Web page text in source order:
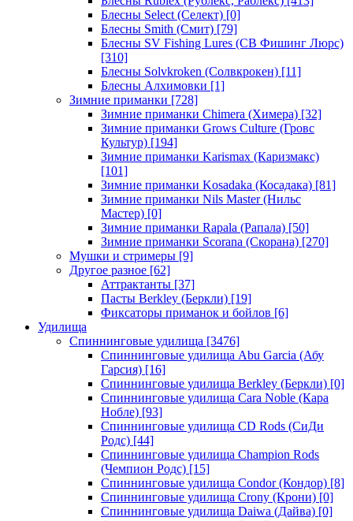
Блесны Select (Селект) [0]
Блесны Smith (Смит) [79]
Блесны SV Fishing Lures (СВ Фишинг Люрс)
[310]
Блесны Solvkroken (Солвкрокен) [11]
Блесны Алхимовки [1]
Зимние приманки [728]
Зимние приманки Chimera (Химера) [32]
Зимние приманки Grows Culture (Гровс
Культур) [194]
Зимние приманки Karismax (Каризмакс)
[101]
Зимние приманки Kosadaka (Косадака) [81]
Зимние приманки Nils Master (Нильс
Мастер) [0]
Зимние приманки Rapala (Рапала) [50]
Зимние приманки Scorana (Скорана) [270]
Мушки и стримеры [9]
Другое разное [62]
Аттрактанты [37]
Пасты Berkley (Беркли) [19]
Фиксаторы приманок и бойлов [6]
Удилища
Спиннинговые удилища [3476]
Спиннинговые удилища Abu Garcia (Абу
Гарсия) [16]
Спиннинговые удилища Berkley (Беркли) [0]
Спиннинговые удилища Cara Noble (Кара
Нобле) [93]
Спиннинговые удилища CD Rods (СиДи
Родс) [44]
Спиннинговые удилища Champion Rods
(Чемпион Родс) [15]
Спиннинговые удилища Condor (Кондор) [8]
Спиннинговые удилища Crony (Крони) [0]
Спиннинговые удилища Daiwa (Дайва) [0]